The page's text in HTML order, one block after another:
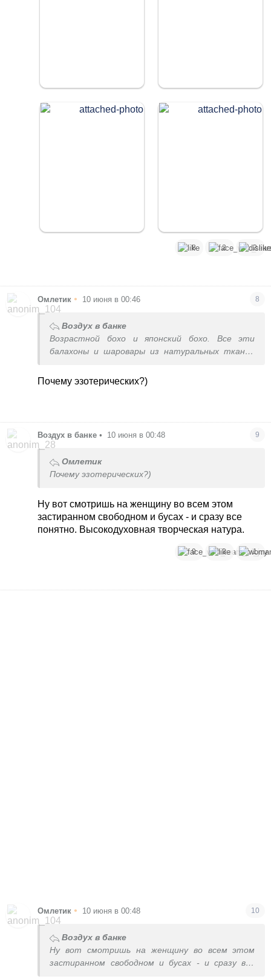
8 2 2
Омлетик • 10 июня в 00:46 8
Воздух в банке
Возрастной бохо и японский бохо. Все эти
балахоны и шаровары из натуральных тканей
интересно рассматривать, но мне не
Почему эзотерических?)
Воздух в банке • 10 июня в 00:48 9
Омлетик
Почему эзотерических?)
Ну вот смотришь на женщину во всем этом
застиранном свободном и бусах - и сразу все
понятно. Высокодуховная творческая натура.
9 3 1
Омлетик • 10 июня в 00:48 10
Воздух в банке
Ну вот смотришь на женщину во всем этом
застиранном свободном и бусах - и сразу все